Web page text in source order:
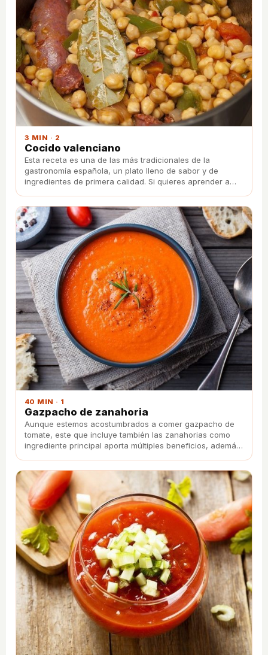
3 MIN · 2
Cocido valenciano
Esta receta es una de las más tradicionales de la
gastronomía española, un plato lleno de sabor y de
ingredientes de primera calidad. Si quieres aprender a
40 MIN · 1
Gazpacho de zanahoria
Aunque estemos acostumbrados a comer gazpacho de
tomate, este que incluye también las zanahorias como
ingrediente principal aporta múltiples beneficios, además